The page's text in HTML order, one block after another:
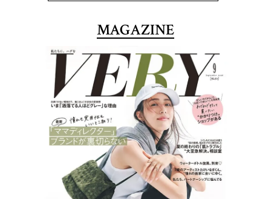
MAGAZINE